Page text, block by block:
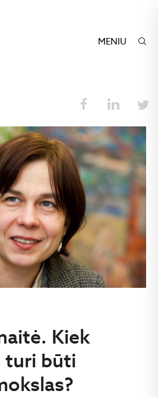
MENIU
Kiek
turi būti